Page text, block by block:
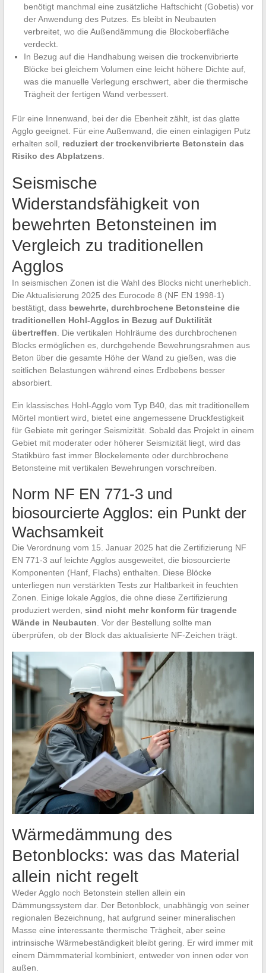
benötigt manchmal eine zusätzliche Haftschicht (Gobetis) vor
der Anwendung des Putzes. Es bleibt in Neubauten
verbreitet, wo die Außendämmung die Blockoberfläche
verdeckt.
In Bezug auf die Handhabung weisen die trockenvibrierte
Blöcke bei gleichem Volumen eine leicht höhere Dichte auf,
was die manuelle Verlegung erschwert, aber die thermische
Trägheit der fertigen Wand verbessert.
Für eine Innenwand, bei der die Ebenheit zählt, ist das glatte
Agglo geeignet. Für eine Außenwand, die einen einlagigen Putz
erhalten soll, reduziert der trockenvibrierte Betonstein das
Risiko des Abplatzens.
Seismische
Widerstandsfähigkeit von
bewehrten Betonsteinen im
Vergleich zu traditionellen
Agglos
In seismischen Zonen ist die Wahl des Blocks nicht unerheblich.
Die Aktualisierung 2025 des Eurocode 8 (NF EN 1998-1)
bestätigt, dass bewehrte, durchbrochene Betonsteine die
traditionellen Hohl-Agglos in Bezug auf Duktilität
übertreffen. Die vertikalen Hohlräume des durchbrochenen
Blocks ermöglichen es, durchgehende Bewehrungsrahmen aus
Beton über die gesamte Höhe der Wand zu gießen, was die
seitlichen Belastungen während eines Erdbebens besser
absorbiert.
Ein klassisches Hohl-Agglo vom Typ B40, das mit traditionellem
Mörtel montiert wird, bietet eine angemessene Druckfestigkeit
für Gebiete mit geringer Seismizität. Sobald das Projekt in einem
Gebiet mit moderater oder höherer Seismizität liegt, wird das
Statikbüro fast immer Blockelemente oder durchbrochene
Betonsteine mit vertikalen Bewehrungen vorschreiben.
Norm NF EN 771-3 und
biosourcierte Agglos: ein Punkt der
Wachsamkeit
Die Verordnung vom 15. Januar 2025 hat die Zertifizierung NF
EN 771-3 auf leichte Agglos ausgeweitet, die biosourcierte
Komponenten (Hanf, Flachs) enthalten. Diese Blöcke
unterliegen nun verstärkten Tests zur Haltbarkeit in feuchten
Zonen. Einige lokale Agglos, die ohne diese Zertifizierung
produziert werden, sind nicht mehr konform für tragende
Wände in Neubauten. Vor der Bestellung sollte man
überprüfen, ob der Block das aktualisierte NF-Zeichen trägt.
Wärmedämmung des
Betonblocks: was das Material
allein nicht regelt
Weder Agglo noch Betonstein stellen allein ein
Dämmungssystem dar. Der Betonblock, unabhängig von seiner
regionalen Bezeichnung, hat aufgrund seiner mineralischen
Masse eine interessante thermische Trägheit, aber seine
intrinsische Wärmebeständigkeit bleibt gering. Er wird immer mit
einem Dämmmaterial kombiniert, entweder von innen oder von
außen.